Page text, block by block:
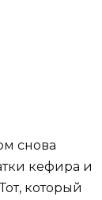
снова
кефира и
который